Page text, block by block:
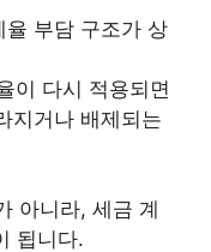
부담 구조가 상
이 다시 적용되면
지거나 배제되는
아니라, 세금 계
됩니다.